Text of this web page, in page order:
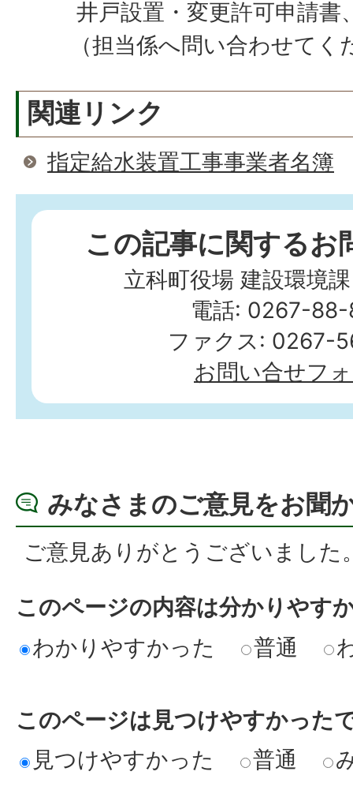
井戸設置・変更許可申請書
（担当係へ問い合わせてく
関連リンク
指定給水装置工事事業者名簿
この記事に関するお
立科町役場 建設環境
電話: 0267-
ファクス: 0267-
お問い合せフ
みなさまのご意見をお聞
ご意見ありがとうございました
このページの内容は分かりやす
わかりやすかった
普通
このページは見つけやすかった
見つけやすかった
普通